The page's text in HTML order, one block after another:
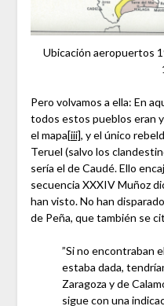
Ubicación aeropuertos
Pero volvamos a ella: En
todos estos pueblos eran
el mapa[iii], y el único
Teruel (salvo los
sería el de Caudé. Ello
secuencia XXXIV Muñoz
han visto. No han
de Peña, que también se
”Si no encontraban
estaba dada,
Zaragoza y de
sigue con una